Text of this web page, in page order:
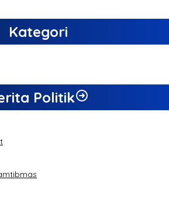
Kategori
Politik